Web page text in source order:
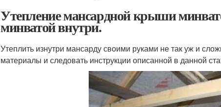
Утепление мансардной крыши
минватой внутри.
Утеплить изнутри мансарду своими руками не так уж и
материалы и следовать инструкции описанной в данной